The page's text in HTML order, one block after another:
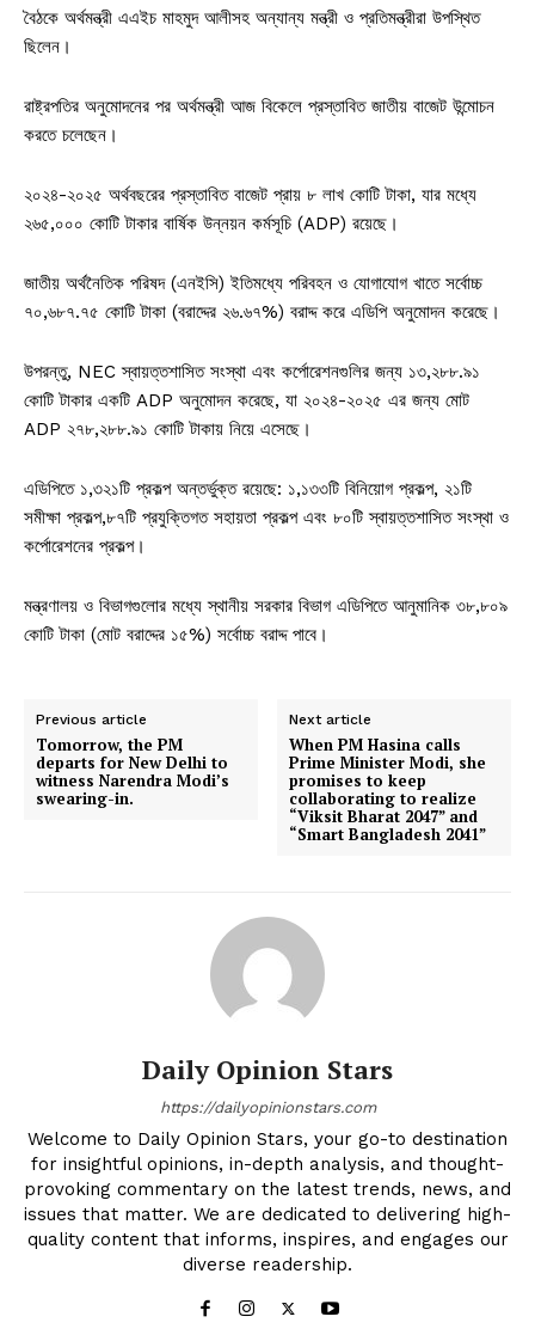
বৈঠকে অর্থমন্ত্রী এএইচ মাহমুদ আলীসহ অন্যান্য মন্ত্রী ও প্রতিমন্ত্রীরা উপস্থিত
ছিলেন।
রাষ্ট্রপতির অনুমোদনের পর অর্থমন্ত্রী আজ বিকেলে প্রস্তাবিত জাতীয় বাজেট উন্মোচন
করতে চলেছেন।
২০২৪-২০২৫ অর্থবছরের প্রস্তাবিত বাজেট প্রায় ৮ লাখ কোটি টাকা, যার মধ্যে
২৬৫,০০০ কোটি টাকার বার্ষিক উন্নয়ন কর্মসূচি (ADP) রয়েছে।
জাতীয় অর্থনৈতিক পরিষদ (এনইসি) ইতিমধ্যে পরিবহন ও যোগাযোগ খাতে সর্বোচ্চ
৭০,৬৮৭.৭৫ কোটি টাকা (বরাদ্দের ২৬.৬৭%) বরাদ্দ করে এডিপি অনুমোদন করেছে।
উপরন্তু, NEC স্বায়ত্তশাসিত সংস্থা এবং কর্পোরেশনগুলির জন্য ১৩,২৮৮.৯১
কোটি টাকার একটি ADP অনুমোদন করেছে, যা ২০২৪-২০২৫ এর জন্য মোট
ADP ২৭৮,২৮৮.৯১ কোটি টাকায় নিয়ে এসেছে।
এডিপিতে ১,৩২১টি প্রকল্প অন্তর্ভুক্ত রয়েছে: ১,১৩৩টি বিনিয়োগ প্রকল্প, ২১টি
সমীক্ষা প্রকল্প,৮৭টি প্রযুক্তিগত সহায়তা প্রকল্প এবং ৮০টি স্বায়ত্তশাসিত সংস্থা ও
কর্পোরেশনের প্রকল্প।
মন্ত্রণালয় ও বিভাগগুলোর মধ্যে স্থানীয় সরকার বিভাগ এডিপিতে আনুমানিক ৩৮,৮০৯
কোটি টাকা (মোট বরাদ্দের ১৫%) সর্বোচ্চ বরাদ্দ পাবে।
Previous article
Tomorrow, the PM
departs for New Delhi to
witness Narendra Modi’s
swearing-in.
Next article
When PM Hasina calls
Prime Minister Modi, she
promises to keep
collaborating to realize
“Viksit Bharat 2047” and
“Smart Bangladesh 2041”
Daily Opinion Stars
https://dailyopinionstars.com
Welcome to Daily Opinion Stars, your go-to destination
for insightful opinions, in-depth analysis, and thought-
provoking commentary on the latest trends, news, and
issues that matter. We are dedicated to delivering high-
quality content that informs, inspires, and engages our
diverse readership.